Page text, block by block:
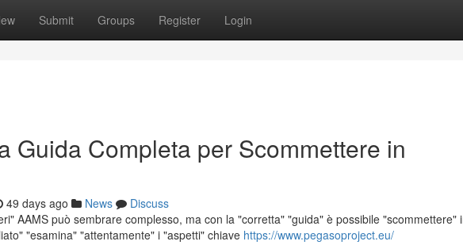
Submit Groups Register Login
Guida Completa per Scommettere in
49 days ago News
Discuss
AAMS può sembrare complesso, ma con la "corretta" "guida" è possibile "scommettere"
"esamina" "attentamente" i "aspetti" chiave https://www.pegasoproject.eu/